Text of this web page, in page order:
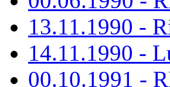
13.11.1990 -
14.11.1990 -
00.10.1991 -